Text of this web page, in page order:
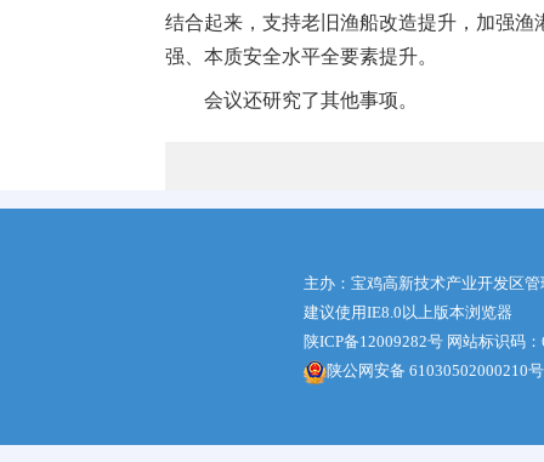
结合起来，支持老旧渔船改造提升，加强
强、本质安全水平全要素提升。
会议还研究了其他事项。
主办：宝鸡高新技术产业开发区
建议使用IE8.0以上版本浏览器
陕ICP备12009282号 网站标识码
陕公网安备 61030502000210号